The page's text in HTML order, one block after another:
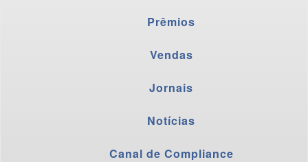
Prêmios
Vendas
Jornais
Notícias
Canal de Compliance